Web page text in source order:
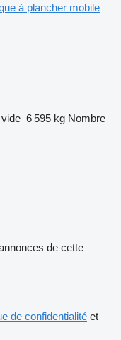
à plancher mobile
6 595 kg Nombre
de cette
de confidentialité et